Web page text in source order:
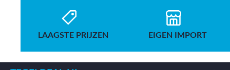
LAAGSTE PRIJZEN EIGEN IMPORT